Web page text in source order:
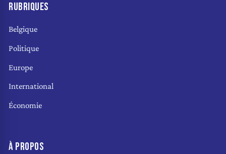
RUBRIQUES
Belgique
Politique
Europe
International
Économie
À PROPOS